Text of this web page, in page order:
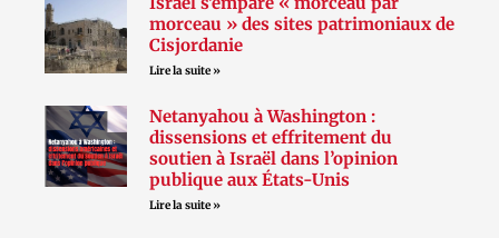
morceau » des sites patrimoniaux de
Cisjordanie
Lire la suite »
Netanyahou à Washington :
dissensions et effritement du
soutien à Israël dans l’opinion
publique aux États-Unis
Lire la suite »